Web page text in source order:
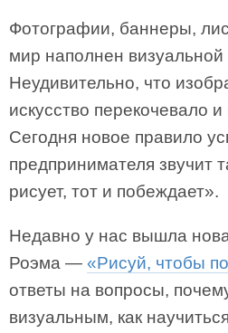
Фотографии, баннеры,
мир наполнен
Неудивительно, что
искусство перекочевало
Сегодня новое правило
предпринимателя звучит
рисует, тот и побеждает».
Недавно у нас вышла
Роэма — «Рисуй, чтобы
ответы на вопросы,
визуальным, как